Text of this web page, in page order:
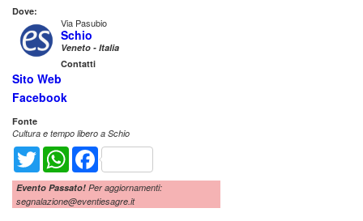
Dove:
Via Pasubio
Schio
Veneto - Italia
Contatti
Sito Web
Facebook
Fonte
Cultura e tempo libero a Schio
Twitter WhatsAppFacebook
Evento Passato! Per aggiornamenti:
segnalazione@eventiesagre.it